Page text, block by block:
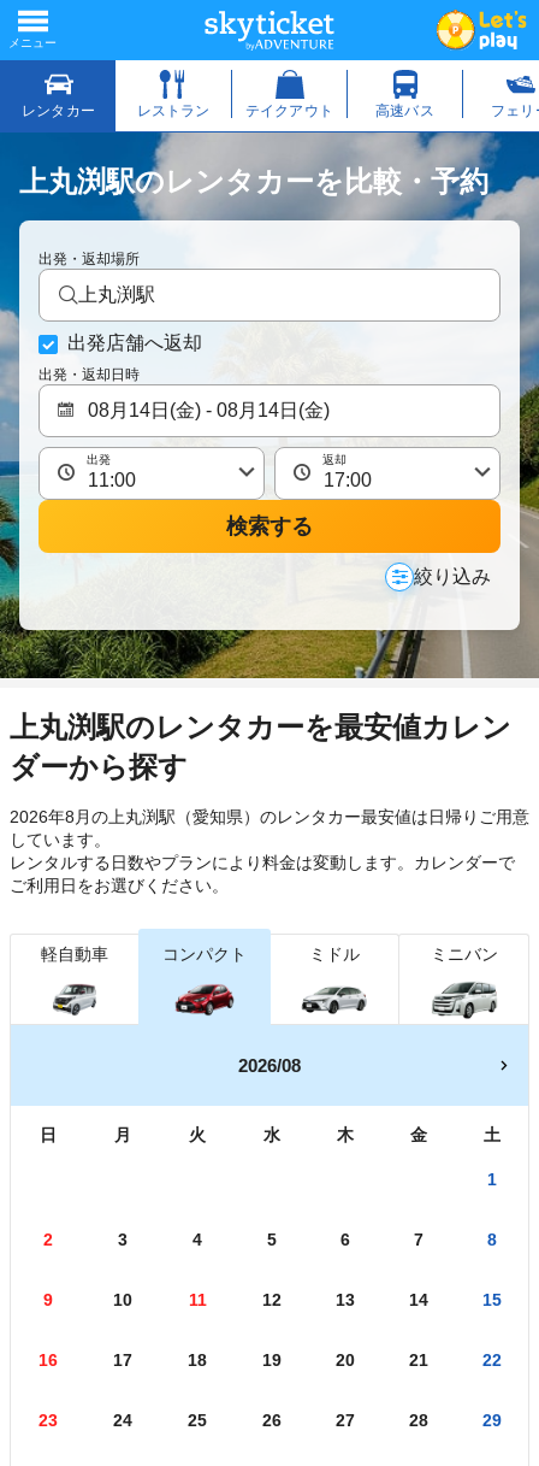
上丸渕駅のレンタカーを比較・予約
出発・返却場所
上丸渕駅
出発店舗へ返却
出発・返却日時
出発 返却
検索する
絞り込み
上丸渕駅のレンタカーを最安値カレン
ダーから探す
2026年8月の上丸渕駅（愛知県）のレンタカー最安値は日帰り ご用意
しています。
レンタルする日数やプランにより料金は変動します。カレンダーで
ご利用日をお選びください。
軽自動車 コンパクト ミドル ミニバン
2026/08
日 月 火 水 木 金 土
1
2 3 4 5 6 7 8
9 10 11 12 13 14 15
16 17 18 19 20 21 22
23 24 25 26 27 28 29